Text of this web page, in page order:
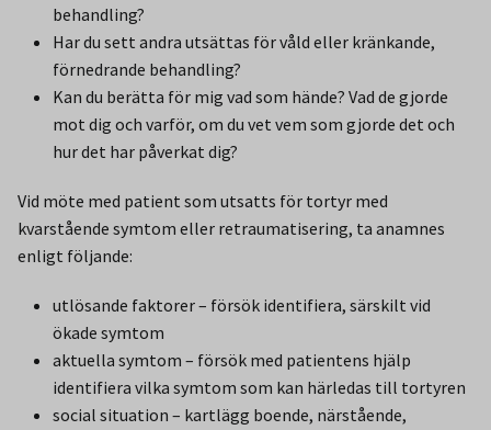
behandling?
Har du sett andra utsättas för våld eller kränkande,
förnedrande behandling?
Kan du berätta för mig vad som hände? Vad de gjorde
mot dig och varför, om du vet vem som gjorde det och
hur det har påverkat dig?
Vid möte med patient som utsatts för tortyr med
kvarstående symtom eller retraumatisering, ta anamnes
enligt följande:
utlösande faktorer – försök identifiera, särskilt vid
ökade symtom
aktuella symtom – försök med patientens hjälp
identifiera vilka symtom som kan härledas till tortyren
social situation – kartlägg boende, närstående,